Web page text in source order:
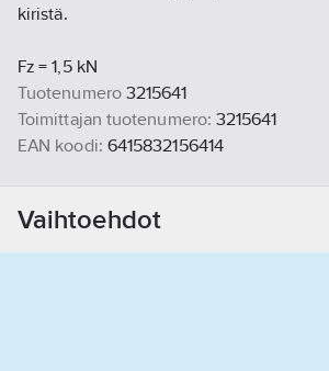
kiristä.
Fz = 1,5 kN
Tuotenumero 3215641
Toimittajan tuotenumero: 3215641
EAN koodi: 6415832156414
Vaihtoehdot